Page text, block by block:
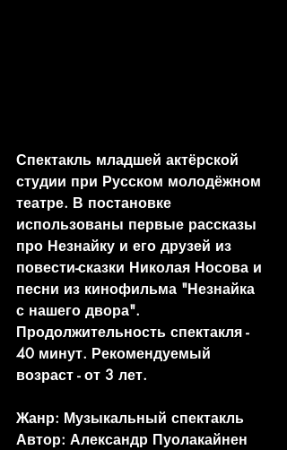
Спектакль младшей актёрской
студии при Русском молодёжном
театре. В постановке
использованы первые рассказы
про Незнайку и его друзей из
повести-сказки Николая Носова и
песни из кинофильма "Незнайка
с нашего двора".
Продолжительность спектакля -
40 минут. Рекомендуемый
возраст - от 3 лет.
Жанр: Музыкальный спектакль
Автор: Александр Пуолакайнен